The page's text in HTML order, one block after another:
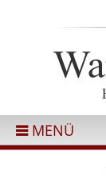
MENÜ